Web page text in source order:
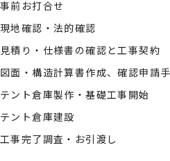
事前お打合せ
現地確認・法的確認
見積り・仕様書の確認と工事契約
図面・構造計算書作成、確認申請
テント倉庫製作・基礎工事開始
テント倉庫建設
工事完了調査・お引渡し